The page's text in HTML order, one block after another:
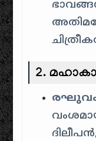
2.